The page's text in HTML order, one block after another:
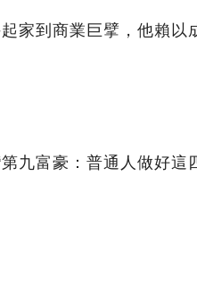
家到商業巨擘，他賴以
九富豪：普通人做好這